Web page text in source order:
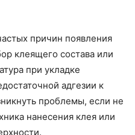
причин появления
клеящего состава или
при укладке
адгезии к
проблемы, если не
нанесения клея или